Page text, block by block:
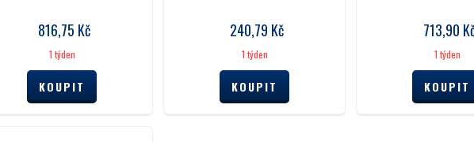
816,75 Kč
1 týden
240,79 Kč
1 týden
713,90
1 týden